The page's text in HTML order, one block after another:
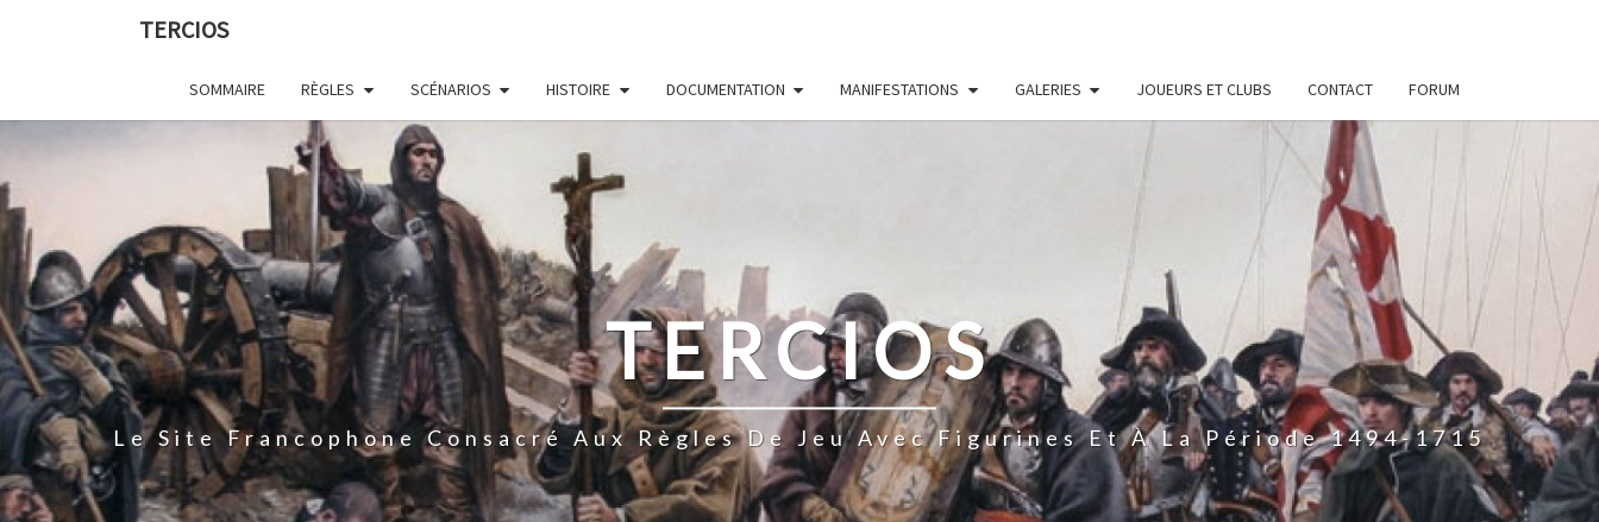
TERCIOS
SOMMAIRE RÈGLES SCÉNARIOS HISTOIRE DOCUMENTATION MANIFESTATIONS GALERIES JOUEURS ET CLUBS CONTACT FORUM
TERCIOS
Le Site Francophone Consacré Aux Règles De Jeu Avec Figurines Et À La Période 1494-1715